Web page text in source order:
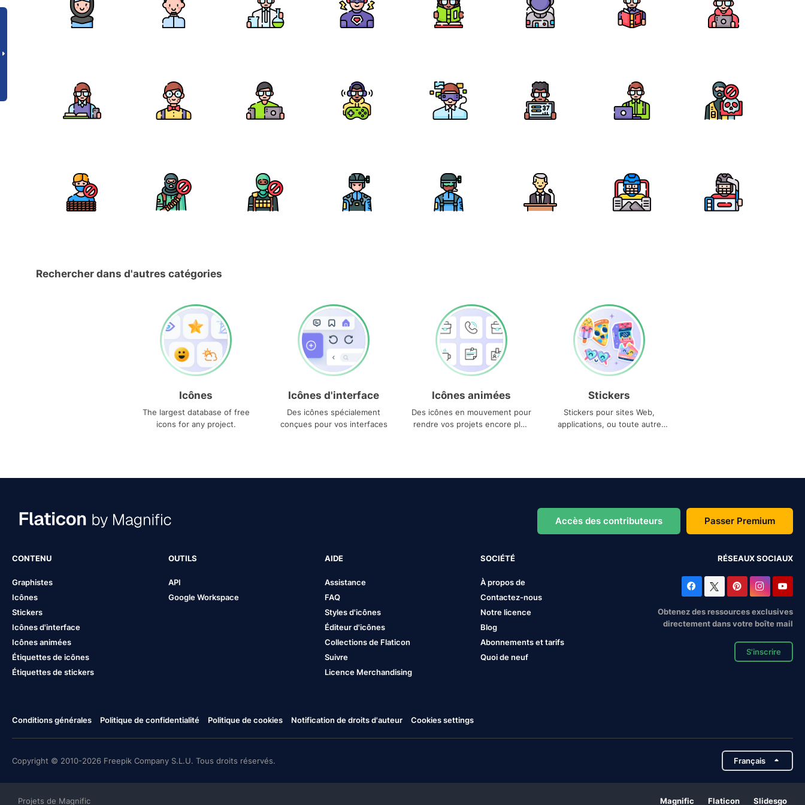
Rechercher dans d'autres catégories
Icônes
The largest database of free
icons for any project.
Icônes d'interface
Des icônes spécialement
conçues pour vos interfaces
Icônes animées
Des icônes en mouvement pour
rendre vos projets encore plus
Stickers
Stickers pour sites Web,
applications, ou toute autre
Accès des contributeurs Passer Premium
CONTENU
Graphistes
Icônes
Stickers
Icônes d'interface
Icônes animées
Étiquettes de icônes
Étiquettes de stickers
OUTILS
API
Google Workspace
AIDE
Assistance
FAQ
Styles d'icônes
Éditeur d'icônes
Collections de Flaticon
Suivre
Licence Merchandising
SOCIÉTÉ
À propos de
Contactez-nous
Notre licence
Blog
Abonnements et tarifs
Quoi de neuf
RÉSEAUX SOCIAUX
Obtenez des ressources exclusives
directement dans votre boîte mail
S'inscrire
Conditions générales Politique de confidentialité Politique de cookies Notification de droits d'auteur Cookies settings
Copyright © 2010-2026 Freepik Company S.L.U. Tous droits réservés. Français
Projets de Magnific Magnific Flaticon Slidesgo